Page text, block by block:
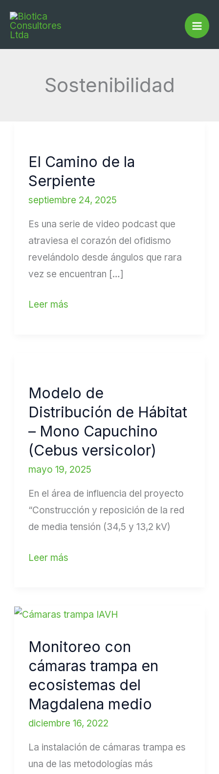
contenido
Sostenibilidad
El Camino de la
Serpiente
septiembre 24, 2025
Es una serie de video podcast que
atraviesa el corazón del ofidismo
revelándolo desde ángulos que rara
vez se encuentran […]
de
la
Serpiente
Leer más
Modelo de
Distribución de Hábitat
– Mono Capuchino
(Cebus versicolor)
mayo 19, 2025
En el área de influencia del proyecto
“Construcción y reposición de la red
de media tensión (34,5 y 13,2 kV)
Distribución
de
Hábitat
–
Mono
Capuchino
(Cebus
versicolor)
Leer más
Monitoreo con
cámaras trampa en
ecosistemas del
Magdalena medio
diciembre 16, 2022
La instalación de cámaras trampa es
una de las metodologías más
Monitoreo
cámaras
trampa
en
ecosistemas
Magdalena
medio